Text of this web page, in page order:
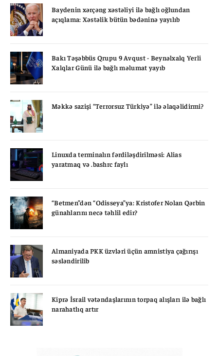
Baydenin xərçəng xəstəliyi ilə bağlı oğlundan
açıqlama: Xəstəlik bütün bədəninə yayılıb
Bakı Təşəbbüs Qrupu 9 Avqust - Beynəlxalq Yerli
Xalqlar Günü ilə bağlı məlumat yayıb
Məkkə sazişi “Terrorsuz Türkiyə” ilə əlaqəlidirmi?
Linuxda terminalın fərdiləşdirilməsi: Alias
yaratmaq və .bashrc faylı
“Betmen”dən “Odisseya”ya: Kristofer Nolan Qərbin
günahlarını necə təhlil edir?
Almaniyada PKK üzvləri üçün amnistiya çağırışı
səsləndirilib
Kiprə İsrail vətəndaşlarının torpaq alışları ilə bağlı
narahatlıq artır